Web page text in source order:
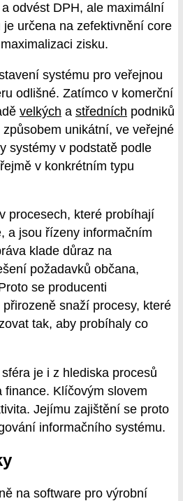
odvést DPH, ale maximální
určena na zefektivnění core
zisku.
systému pro veřejnou
odlišné. Zatímco v komerční
velkých a středních podniků
unikátní, ve veřejné
systémy v podstatě podle
v konkrétním typu
procesech, které probíhají
a jsou řízeny informačním
klade důraz na
požadavků občana,
se producenti
snaží procesy, které
tak, aby probíhaly co
je i z hlediska procesů
finance. Klíčovým slovem
Jejímu zajištění se proto
informačního systému.
na software pro výrobní